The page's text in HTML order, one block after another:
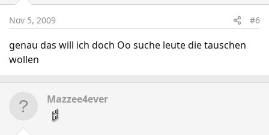
Nov 5, 2009 #6
genau das will ich doch Oo suche leute die tauschen
wollen
Mazzee4ever